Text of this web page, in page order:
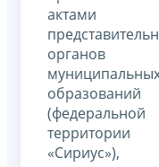
актами
органов
образований
(федеральной
территории
«Сириус»),